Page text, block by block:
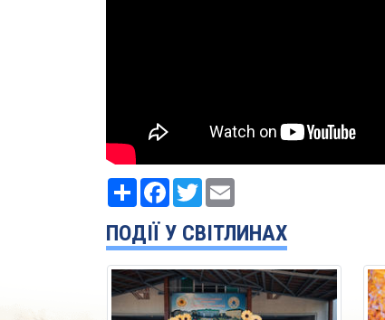
РесурсFacebook
Twitter
ПОДІЇ У СВІТЛИНАХ